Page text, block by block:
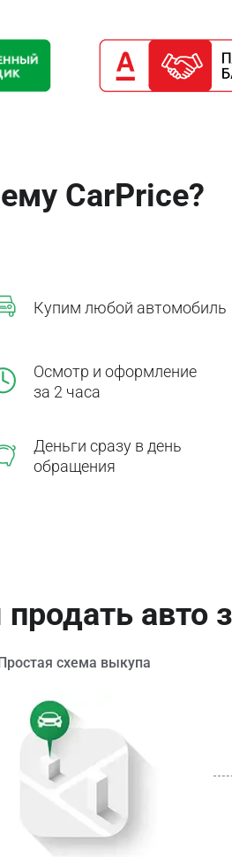
CarPrice?
Купим любой автомобиль
Осмотр и оформление
за 2 часа
Деньги сразу в день
обращения
авто
схема выкупа